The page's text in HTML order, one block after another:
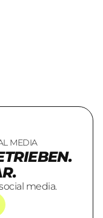
klar
für Marke,
MEDIA
media.